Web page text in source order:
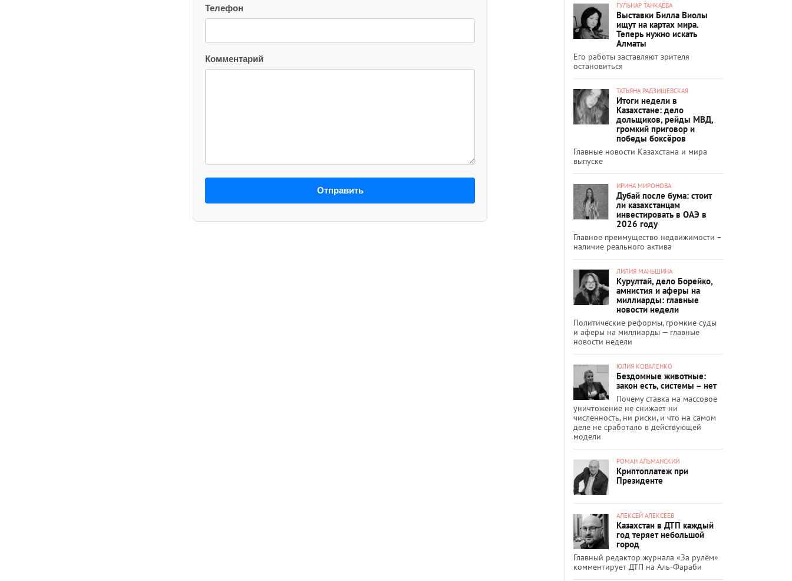
Телефон
Комментарий
Отправить
ГУЛЬНАР ТАНКАЕВА
Выставки Билла Виолы
ищут на картах мира.
Теперь нужно искать
Алматы
Его работы заставляют зрителя
остановиться
ТАТЬЯНА РАДЗИШЕВСКАЯ
Итоги недели в
Казахстане: дело
дольщиков, рейды МВД,
громкий приговор и
победы боксёров
Главные новости Казахстана и мира
выпуске
ИРИНА МИРОНОВА
Дубай после бума: стоит
ли казахстанцам
инвестировать в ОАЭ в
2026 году
Главное преимущество недвижимости –
наличие реального актива
ЛИЛИЯ МАНЬШИНА
Курултай, дело Борейко,
амнистия и аферы на
миллиарды: главные
новости недели
Политические реформы, громкие суды
и аферы на миллиарды — главные
новости недели
ЮЛИЯ КОВАЛЕНКО
Бездомные животные:
закон есть, системы – нет
Почему ставка на массовое
уничтожение не снижает ни
численность, ни риски, и что на самом
деле не сработало в действующей
модели
РОМАН АЛЬМАНСКИЙ
Криптоплатеж при
Президенте
АЛЕКСЕЙ АЛЕКСЕЕВ
Казахстан в ДТП каждый
год теряет небольшой
город
Главный редактор журнала «За рулём»
комментирует ДТП на Аль-Фараби